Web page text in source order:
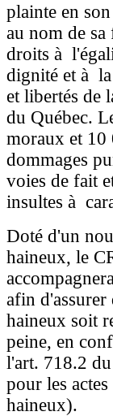
plainte en
au nom de
droits à
dignité et à la
et libertés de
du Québec.
moraux et 10
dommages
voies de fait
insultes à
Doté d'un
haineux, le
afin
haineux soit
peine, en
l'art. 718.2
pour les
haineux).